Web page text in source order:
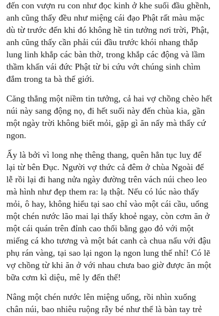
đến con vượn ru con như đọc kinh ở khe suối đầu ghềnh,
anh cũng thấy đều như miệng cái đạo Phật rất màu mặc
dù từ trước đến khi đó không hề tin tưởng nơi trời, Phật,
anh cũng thấy cần phải cúi đầu trước khói nhang thắp
lung linh khắp các bàn thờ, trong khắp các động và lầm
thầm khấn vái đức Phật từ bi cứu vớt chúng sinh chìm
đắm trong ta bà thế giới.
Căng thẳng một niềm tin tưởng, cả hai vợ chồng chèo hết
núi này sang động nọ, đi hết suối này đến chùa kia, gần
một ngày trời không biết mỏi, gặp gì ăn nấy mà thấy cứ
ngon.
Ấy là bởi vì long nhẹ thêng thang, quên hẳn tục luỵ để
lại từ bên Đục. Người vợ thức cả đêm ở chùa Ngoài để
lễ rồi lại đi hang nửa ngày đường trên vách núi cheo leo
mà hình như đẹp them ra: lạ thật. Nếu có lúc nào thấy
mỏi, ô hay, không hiểu tại sao chỉ vào một cái cầu, uống
một chén nước lão mai lại thấy khoẻ ngay, còn cơm ăn ở
một cái quán trên đỉnh cao thổi bằng gạo đỏ với một
miếng cá kho tương và một bát canh cà chua nấu với đậu
phụ rán vàng, tại sao lại ngon lạ ngon lung thế nhỉ! Có lẽ
vợ chồng từ khi ăn ở với nhau chưa bao giờ được ăn một
bữa cơm kì diệu, mê ly đến thế!
Nâng một chén nước lên miệng uống, rồi nhìn xuống
chân núi, bao nhiêu ruộng rẫy bé như thể là bàn tay trẻ